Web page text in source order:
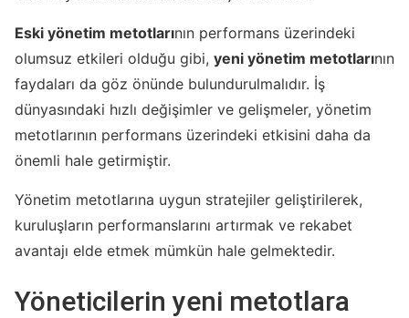
Eski yönetim metotlarının performans üzerindeki
olumsuz etkileri olduğu gibi, yeni yönetim metotlarının
faydaları da göz önünde bulundurulmalıdır. İş
dünyasındaki hızlı değişimler ve gelişmeler, yönetim
metotlarının performans üzerindeki etkisini daha da
önemli hale getirmiştir.
Yönetim metotlarına uygun stratejiler geliştirilerek,
kuruluşların performanslarını artırmak ve rekabet
avantajı elde etmek mümkün hale gelmektedir.
Yöneticilerin yeni metotlara